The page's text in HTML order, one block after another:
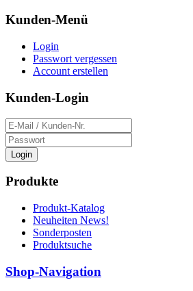
Kunden-Menü
Login
Passwort vergessen
Account erstellen
Kunden-Login
Login
Produkte
Produkt-Katalog
Neuheiten News!
Sonderposten
Produktsuche
Shop-Navigation